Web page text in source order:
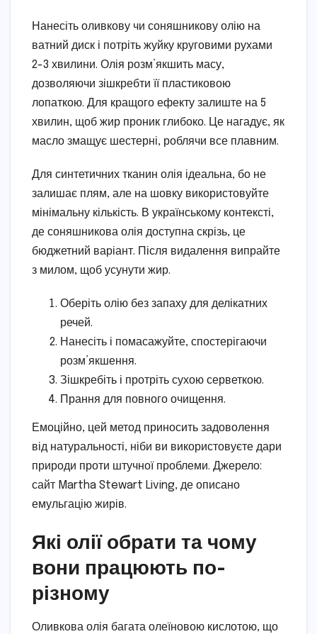
Нанесіть оливкову чи соняшникову олію на
ватний диск і потріть жуйку круговими рухами
2-3 хвилини. Олія розм’якшить масу,
дозволяючи зішкребти її пластиковою
лопаткою. Для кращого ефекту залиште на 5
хвилин, щоб жир проник глибоко. Це нагадує, як
масло змащує шестерні, роблячи все плавним.
Для синтетичних тканин олія ідеальна, бо не
залишає плям, але на шовку використовуйте
мінімальну кількість. В українському контексті,
де соняшникова олія доступна скрізь, це
бюджетний варіант. Після видалення випрайте
з милом, щоб усунути жир.
Оберіть олію без запаху для делікатних
речей.
Нанесіть і помасажуйте, спостерігаючи
розм’якшення.
Зішкребіть і протріть сухою серветкою.
Прання для повного очищення.
Емоційно, цей метод приносить задоволення
від натуральності, ніби ви використовуєте дари
природи проти штучної проблеми. Джерело:
сайт Martha Stewart Living, де описано
емульгацію жирів.
Які олії обрати та чому
вони працюють по-
різному
Оливкова олія багата олеїновою кислотою, що